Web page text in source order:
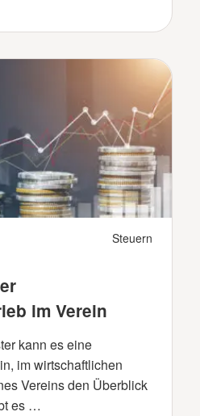
Steuern
im Verein
kann es eine
im wirtschaftlichen
Vereins den Überblick
es …